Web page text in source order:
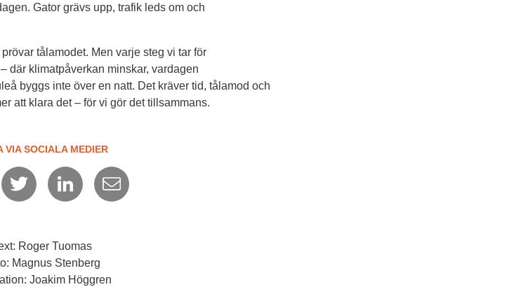
Gator grävs upp, trafik leds om och
tålamodet. Men varje steg vi tar för
där klimatpåverkan minskar, vardagen
byggs inte över en natt. Det kräver tid, tålamod och
att klara det – för vi gör det tillsammans.
VIA SOCIALA MEDIER
Roger Tuomas
Magnus Stenberg
Joakim Höggren